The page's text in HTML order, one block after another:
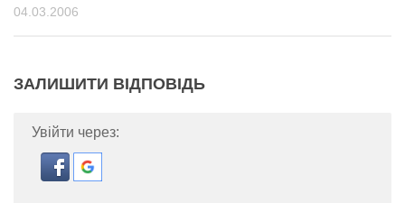
04.03.2006
ЗАЛИШИТИ ВІДПОВІДЬ
Увійти через: